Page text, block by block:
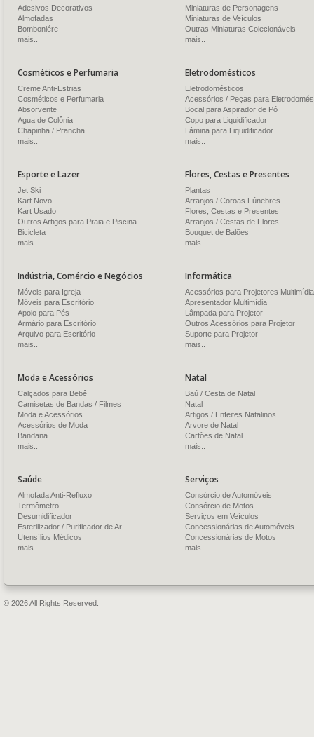
Adesivos Decorativos
Almofadas
Bomboniére
mais..
Miniaturas de Personagens
Miniaturas de Veículos
Outras Miniaturas Colecionáveis
mais..
Cosméticos e Perfumaria
Creme Anti-Estrias
Cosméticos e Perfumaria
Absorvente
Água de Colônia
Chapinha / Prancha
mais..
Eletrodomésticos
Eletrodomésticos
Acessórios / Peças para
Bocal para Aspirador de Pó
Copo para Liquidificador
Lâmina para Liquidificador
mais..
Esporte e Lazer
Jet Ski
Kart Novo
Kart Usado
Outros Artigos para Praia e Piscina
Bicicleta
mais..
Flores, Cestas e Presentes
Plantas
Arranjos / Coroas Fúnebres
Flores, Cestas e Presentes
Arranjos / Cestas de Flores
Bouquet de Balões
mais..
Indústria, Comércio e Negócios
Móveis para Igreja
Móveis para Escritório
Apoio para Pés
Armário para Escritório
Arquivo para Escritório
mais..
Informática
Acessórios para Projetores Multimídia
Apresentador Multimídia
Lâmpada para Projetor
Outros Acessórios para Projetor
Suporte para Projetor
mais..
Moda e Acessórios
Calçados para Bebê
Camisetas de Bandas / Filmes
Moda e Acessórios
Acessórios de Moda
Bandana
mais..
Natal
Baú / Cesta de Natal
Natal
Artigos / Enfeites Natalinos
Árvore de Natal
Cartões de Natal
mais..
Saúde
Almofada Anti-Refluxo
Termômetro
Desumidificador
Esterilizador / Purificador de Ar
Utensílios Médicos
mais..
Serviços
Consórcio de Automóveis
Consórcio de Motos
Serviços em Veículos
Concessionárias de Automóveis
Concessionárias de Motos
mais..
© 2026 All Rights Reserved.